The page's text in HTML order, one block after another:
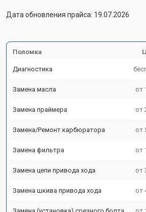
Дата обновления прайса: 19.07.2026
Поломка
Диагностика
Замена масла от
Замена праймера от
Замена/Pемонт карбюратора от
Замена фильтра от
Замена цепи привода хода от
Замена шкива привода хода от
Замена (установка) срезного болта от